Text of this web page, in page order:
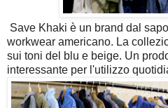
Save Khaki è un brand dal
workwear americano. La
sui toni del blu e beige. Un
interessante per l'utilizzo